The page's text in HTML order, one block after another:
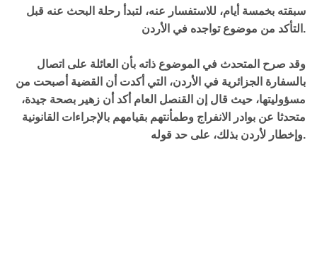
سبقته بخمسة أيام، للاستفسار عنه، لتبدأ رحلة البحث عنه قبل
التأكد من موضوع تواجده في الأردن.
وقد صرح المتحدث في الموضوع ذاته بأن العائلة على اتصال
بالسفارة الجزائرية في الأردن، التي أكدت أن القضية أصبحت من
مسؤوليتها، حيث قال إن القنصل العام أكد أن زهير بصحة جيدة،
متحدثا عن بوادر الانفراج وطمأنتهم بقيامهم بالإجراءات القانونية
وإخطار لأردن بذلك، على حد قوله.